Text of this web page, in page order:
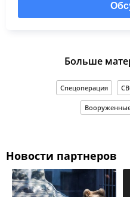
Больше
Спецоперация
Новости партнеров